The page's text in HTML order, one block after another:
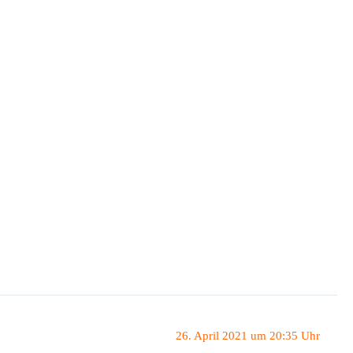
26. April 2021 um 20:35 Uhr